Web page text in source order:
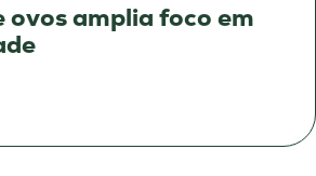
ovos amplia foco em